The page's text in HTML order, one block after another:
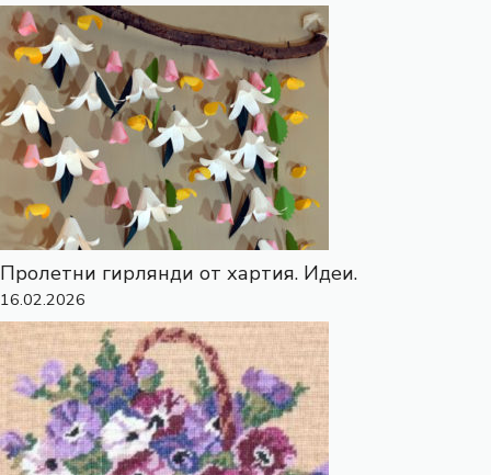
Пролетни гирлянди от хартия. Идеи.
16.02.2026